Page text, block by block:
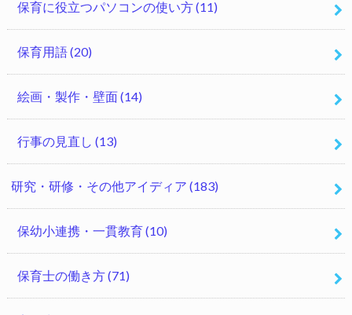
保育に役立つパソコンの使い方(11)
保育用語(20)
絵画・製作・壁面(14)
行事の見直し (13)
研究・研修・その他アイディア (183)
保幼小連携・一貫教育(10)
保育士の働き方(71)